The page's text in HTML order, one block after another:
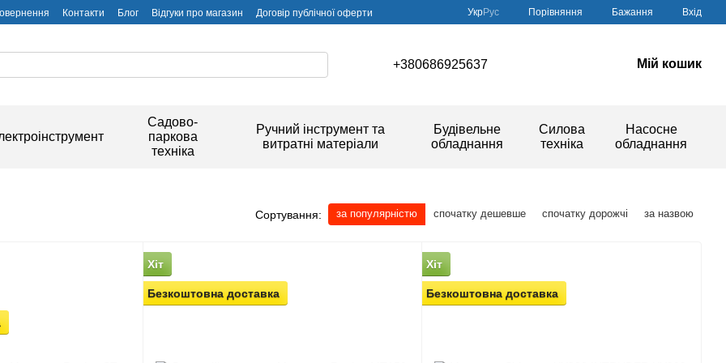
Контакти Блог Відгуки про магазин
Договір публічної оферти
УкрРус Порівняння Бажання Вхід
+380686925637 Мій кошик
Садово-
паркова
техніка
Ручний інструмент та
витратні матеріали
Будівельне
обладнання
Силова
техніка
Насосне
обладнання
Сортування: за популярністю спочатку дешевше спочатку дорожчі за назвою
Хіт
Безкоштовна доставка
Хіт
Безкоштовна доставка